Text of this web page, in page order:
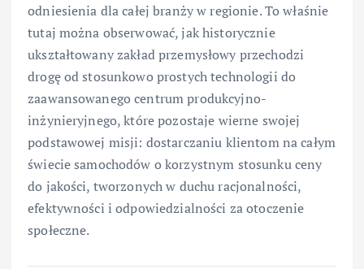
odniesienia dla całej branży w regionie. To właśnie
tutaj można obserwować, jak historycznie
ukształtowany zakład przemysłowy przechodzi
drogę od stosunkowo prostych technologii do
zaawansowanego centrum produkcyjno-
inżynieryjnego, które pozostaje wierne swojej
podstawowej misji: dostarczaniu klientom na całym
świecie samochodów o korzystnym stosunku ceny
do jakości, tworzonych w duchu racjonalności,
efektywności i odpowiedzialności za otoczenie
społeczne.